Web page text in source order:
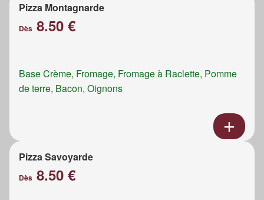
Pizza Montagnarde
Dès 8.50 €
Base Crème, Fromage, Fromage à Raclette, Pomme
de terre, Bacon, Oignons
Pizza Savoyarde
Dès 8.50 €